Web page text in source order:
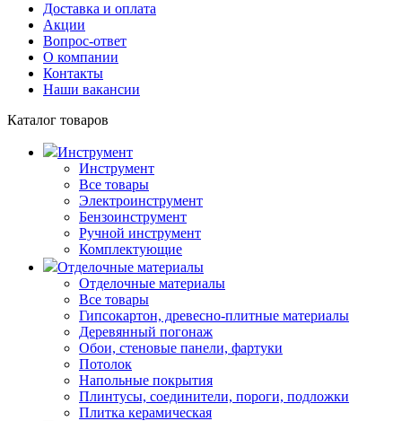
Доставка и оплата
Акции
Вопрос-ответ
О компании
Контакты
Наши вакансии
Каталог товаров
Инструмент
Инструмент
Все товары
Электроинструмент
Бензоинструмент
Ручной инструмент
Комплектующие
Отделочные материалы
Отделочные материалы
Все товары
Гипсокартон, древесно-плитные материалы
Деревянный погонаж
Обои, стеновые панели, фартуки
Потолок
Напольные покрытия
Плинтусы, соединители, пороги, подложки
Плитка керамическая